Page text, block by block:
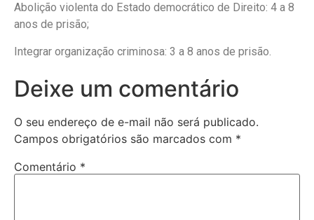
Abolição violenta do Estado democrático de Direito: 4 a 8
anos de prisão;
Integrar organização criminosa: 3 a 8 anos de prisão.
Deixe um comentário
O seu endereço de e-mail não será publicado.
Campos obrigatórios são marcados com *
Comentário *